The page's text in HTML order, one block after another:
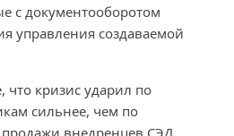
с документооборотом
управления создаваемой
что кризис ударил по
сильнее, чем по
внедренцев СЭД